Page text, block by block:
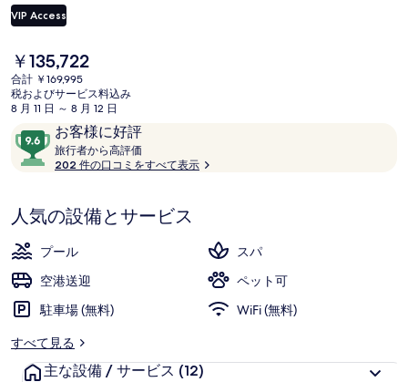
ト
ゴ
ル
フ
ク
ブ
の
写
真
ギ
ネスクラブ (スタッフ常駐)、および24 時間営業のフィットネスセン
ターがあります。旅行者は親切なスタッフやビーチ近くのロケーシ
VIP Access
現
在
の
料
は
￥135,722
￥135,722
合計 ￥169,995
税およびサービス料込み
8 月 11 日 ～ 8 月 12 日
口
コ
ミ
お客様に好評
10
段
階
9.6、
お
客
様
に
好
件
の
旅行者から高評価
行
ら
202 件の口コミをすべて表示
人気の設備とサービス
プール
スパ
空港送迎
ペット可
駐車場 (無料)
WiFi (無料)
すべて見る
主な設備 / サービス (12)